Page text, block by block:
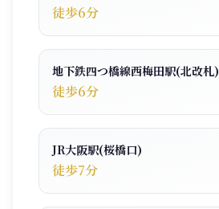
徒歩6分
地下鉄四つ橋線西梅田駅(北改札)
徒歩6分
JR大阪駅(桜橋口)
徒歩7分